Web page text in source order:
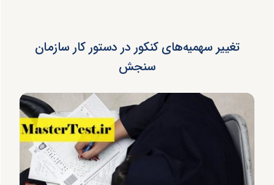
تغییر سهمیه‌های کنکور در دستور کار سازمان
سنجش